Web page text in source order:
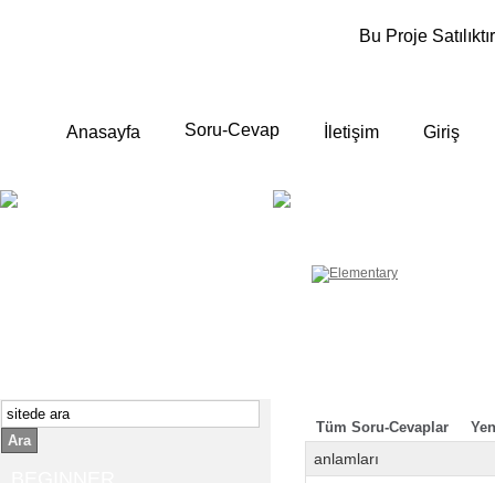
Bu Proje
Anasayfa Soru-Cevap İletişim Giriş
Ara
Tüm Soru-Cevaplar
anlamları